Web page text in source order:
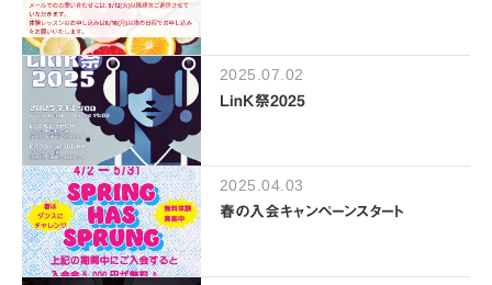
2025.07.02
LinK祭2025
2025.04.03
春の入会キャンペーンスタート